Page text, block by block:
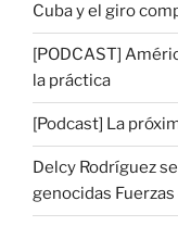
Cuba y el giro
[PODCAST]
la práctica
[Podcast] La
Delcy Rodríguez
genocidas